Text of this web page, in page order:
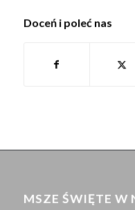
Doceń i poleć nas
MSZE ŚWIĘTE W